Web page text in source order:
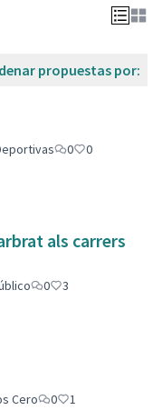
propuestas por:
0
0
als carrers
0
3
Cero 0
1